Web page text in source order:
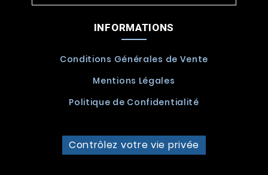
INFORMATIONS
Conditions Générales de Vente
Mentions Légales
Politique de Confidentialité
Contrôlez votre vie privée